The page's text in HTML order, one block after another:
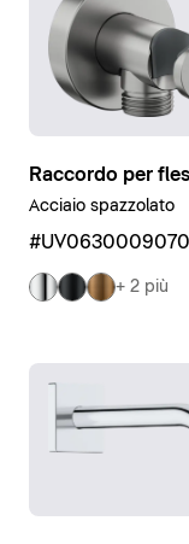
Raccordo per
Acciaio spazzolato
#UV0630009070
+ 2 più